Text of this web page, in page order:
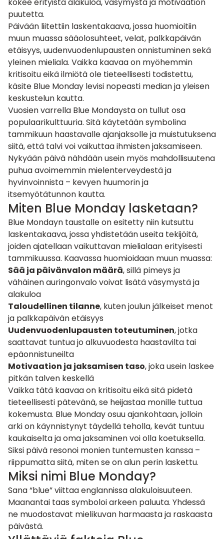
puutetta.
Päivään liitettiin laskentakaava, jossa huomioitiin
muun muassa sääolosuhteet, velat, palkkapäivän
etäisyys, uudenvuodenlupausten onnistuminen sekä
yleinen mieliala. Vaikka kaavaa on myöhemmin
kritisoitu eikä ilmiötä ole tieteellisesti todistettu,
käsite Blue Monday levisi nopeasti median ja yleisen
keskustelun kautta.
Vuosien varrella Blue Mondaysta on tullut osa
populaarikulttuuria. Sitä käytetään symbolina
tammikuun haastavalle ajanjaksolle ja muistutuksena
siitä, että talvi voi vaikuttaa ihmisten jaksamiseen.
Nykyään päivä nähdään usein myös mahdollisuutena
puhua avoimemmin mielenterveydestä ja
hyvinvoinnista – kevyen huumorin ja
itsemyötätunnon kautta.
Miten Blue Monday lasketaan?
Blue Mondayn taustalle on esitetty niin kutsuttu
laskentakaava, jossa yhdistetään useita tekijöitä,
joiden ajatellaan vaikuttavan mielialaan erityisesti
tammikuussa. Kaavassa huomioidaan muun muassa:
Sää ja päivänvalon määrä, sillä pimeys ja
vähäinen auringonvalo voivat lisätä väsymystä ja
alakuloa
Taloudellinen tilanne, kuten joulun jälkeiset menot
ja palkkapäivän etäisyys
Uudenvuodenlupausten toteutuminen, jotka
saattavat tuntua jo alkuvuodesta haastavilta tai
epäonnistuneilta
Motivaation ja jaksamisen taso, joka usein laskee
pitkän talven keskellä
Vaikka tätä kaavaa on kritisoitu eikä sitä pidetä
tieteellisesti pätevänä, se heijastaa monille tuttua
kokemusta. Blue Monday osuu ajankohtaan, jolloin
arki on käynnistynyt täydellä teholla, kevät tuntuu
kaukaiselta ja oma jaksaminen voi olla koetuksella.
Siksi päivä resonoi monien tuntemusten kanssa –
riippumatta siitä, miten se on alun perin laskettu.
Miksi nimi Blue Monday?
Sana “blue” viittaa englannissa alakuloisuuteen.
Maanantai taas symboloi arkeen paluuta. Yhdessä
ne muodostavat mielikuvan harmaasta ja raskaasta
päivästä.